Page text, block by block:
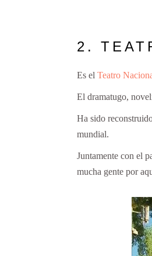
2.
Es el Teatro
El dramatugo,
Ha sido
mundial.
Juntamente con el
mucha gente por